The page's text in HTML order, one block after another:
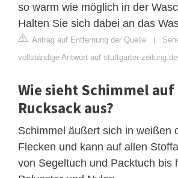
so warm wie möglich in der
Halten Sie sich dabei an das
Antrag auf Entfernung der Quelle |
vollständige Antwort auf stuttgarter-
Wie sieht Schimmel
Rucksack aus?
Schimmel äußert sich in weißen
Flecken und kann auf allen
von Segeltuch und Packtuch bis